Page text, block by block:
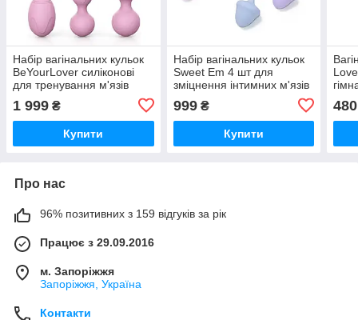
Набір вагінальних кульок
BeYourLover силіконові
для тренування м'язів
фіолетові
1 999 ₴
Купити
Набір вагінальних кульок
Sweet Em 4 шт для
зміцнення інтимних м'язів
999₴
Купити
480
Про нас
96% позитивних з 159 відгуків за рік
Працює з 29.09.2016
м. Запоріжжя
Запоріжжя, Україна
Контакти